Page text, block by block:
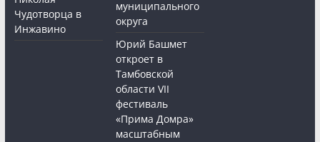
Чудотворца в
Инжавино
муниципального
округа
Юрий Башмет
откроет в
Тамбовской
области VII
фестиваль
«Прима Домра»
масштабным